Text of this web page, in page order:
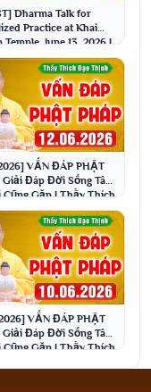
Dharma Talk for
Practice at Khai
Temple, June 13, 2026 |
Th...
VẤN ĐÁP PHẬT
Giải Đáp Đời Sống Tâm
Cũng Gặp | Thầy Thích
VẤN ĐÁP PHẬT
Giải Đáp Đời Sống Tâm
Cũng Gặp | Thầy Thích